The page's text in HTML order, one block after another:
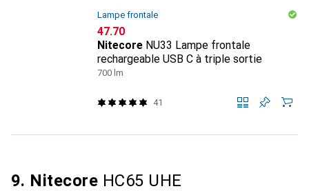
Lampe frontale
CHF
47.70
Nitecore NU33 Lampe frontale
rechargeable USB C à triple sortie
700 lm
41
9. Nitecore HC65 UHE